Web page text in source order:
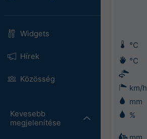
Widgets
Hírek
Közösség
Kevesebb
megjelenítése
°C
°C
km/h
mm
%